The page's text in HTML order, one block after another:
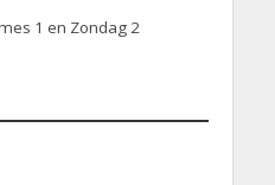
1 en Zondag 2